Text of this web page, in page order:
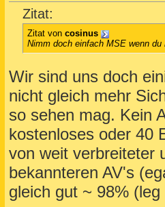
Zitat:
Zitat von cosinus
Nimm doch einfach MSE wenn
Wir sind uns doch
nicht gleich mehr
so sehen mag. Kein
kostenloses oder 40
von weit verbreiteter
bekannteren AV's
gleich gut ~ 98%